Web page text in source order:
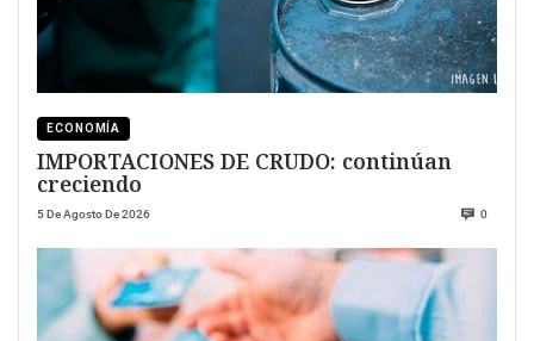
ECONOMÍA
IMPORTACIONES DE CRUDO: continúan
creciendo
5 De Agosto De 2026 0